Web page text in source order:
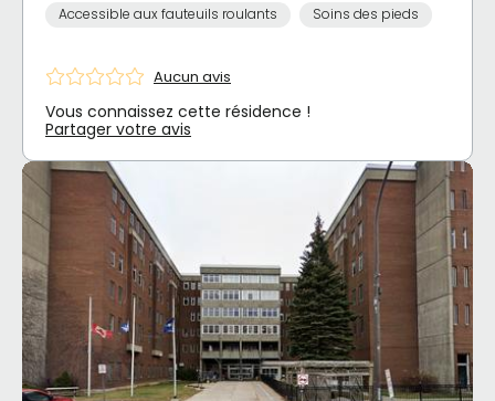
Accessible aux fauteuils roulants Soins des pieds
Aucun avis
Vous connaissez cette résidence !
Partager votre avis